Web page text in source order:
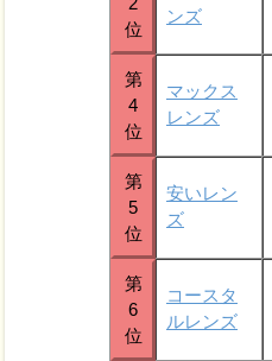
位
ンズ
第
4
位
マックス
レンズ
第
5
位
安いレン
ズ
第
6
位
コースタ
ルレンズ